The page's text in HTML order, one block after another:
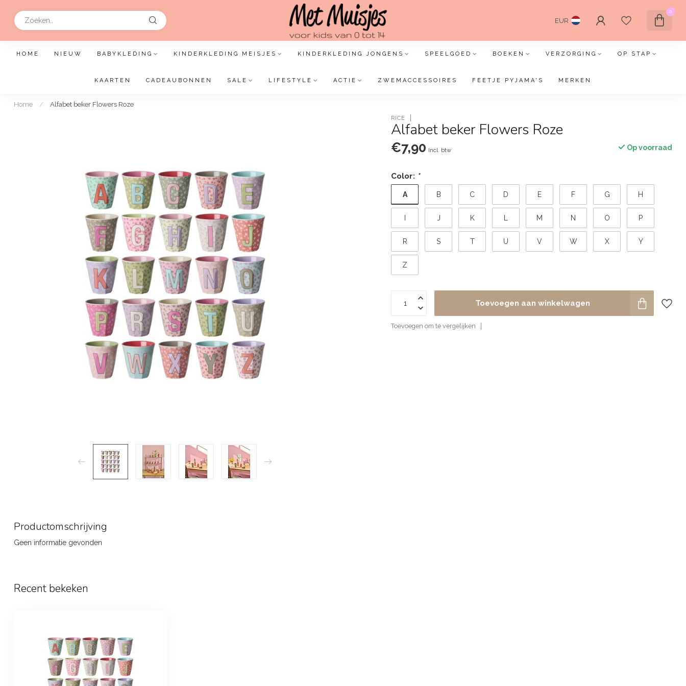
EUR
0
HOME NIEUW BABYKLEDING KINDERKLEDING MEISJES KINDERKLEDING JONGENS SPEELGOED BOEKEN VERZORGING OP STAP
KAARTEN CADEAUBONNEN SALE LIFESTYLE ACTIE ZWEMACCESSOIRES FEETJE PYJAMA'S MERKEN
Home / Alfabet beker Flowers Roze
RICE
Alfabet beker Flowers Roze
€7,90 Incl. btw Op voorraad
Color: *
A B C D E F G H
J K M N O P
R S T U V W X Y
Z
Toevoegen aan winkelwagen
Toevoegen om te vergelijken
Productomschrijving
Geen informatie gevonden
Recent bekeken